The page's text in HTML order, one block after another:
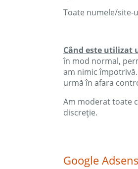
Toate numele/
Când este
în mod normal,
am nimic
urmă în afara
Am moderat toate
discreție.
Google